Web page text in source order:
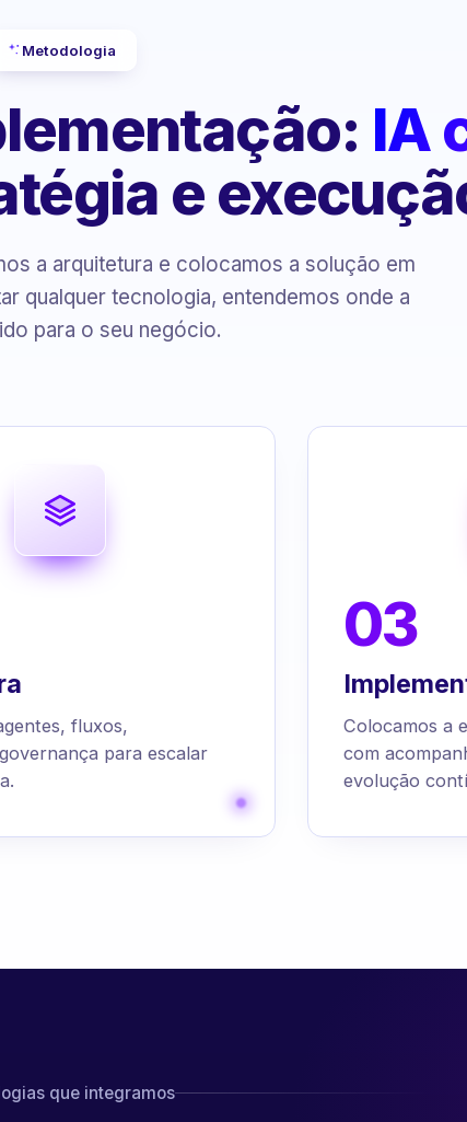
Metodologia
IA
e
a arquitetura e colocamos a solução em
qualquer tecnologia, entendemos onde a
para o seu negócio.
fluxos,
para escalar
03
Colocamos a
com
evolução
que integramos